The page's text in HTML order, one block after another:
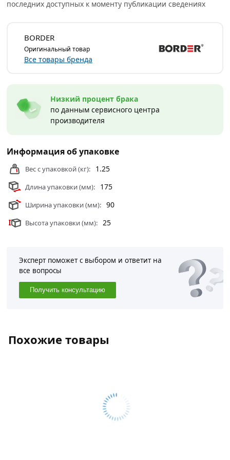
Врезные замкидействительны в Москве и области.
последних доступных к моменту публикации сведениях
BORDER
Оригинальный товар
Все товары бренда
Низкий процент брака
по данным сервисного центра
производителя
Информация об упаковке
Вес с упаковкой (кг): 1.25
Длина упаковки (мм): 175
Ширина упаковки (мм): 90
Высота упаковки (мм): 25
Эксперт поможет с выбором и ответит на
все вопросы
Получить консультацию
Похожие товары